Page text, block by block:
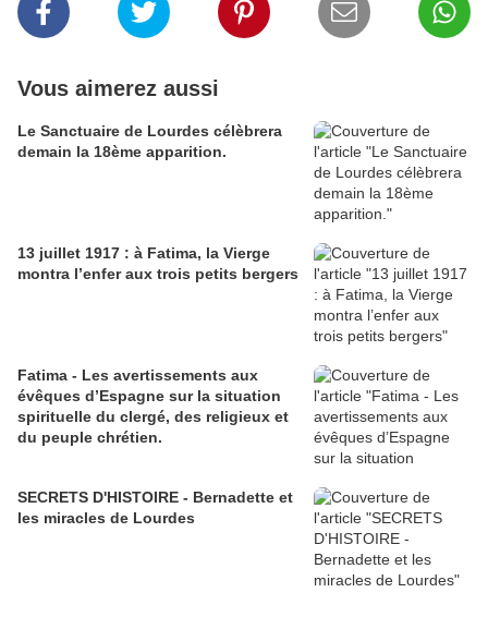
Vous aimerez aussi
Le Sanctuaire de Lourdes célèbrera
demain la 18ème apparition.
13 juillet 1917 : à Fatima, la Vierge
montra l’enfer aux trois petits bergers
Fatima - Les avertissements aux
évêques d’Espagne sur la situation
spirituelle du clergé, des religieux et
du peuple chrétien.
SECRETS D'HISTOIRE - Bernadette et
les miracles de Lourdes